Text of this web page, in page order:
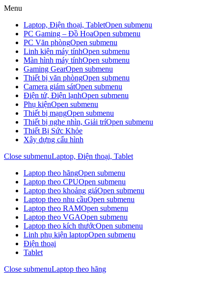
Menu
Laptop, Điện thoại, TabletOpen submenu
PC Gaming – Đồ HọaOpen submenu
PC Văn phòngOpen submenu
Linh kiện máy tínhOpen submenu
Màn hình máy tínhOpen submenu
Gaming GearOpen submenu
Thiết bị văn phòngOpen submenu
Camera giám sátOpen submenu
Điện tử, Điện lạnhOpen submenu
Phụ kiệnOpen submenu
Thiết bị mạngOpen submenu
Thiết bị nghe nhìn, Giải tríOpen submenu
Thiết Bị Sức Khỏe
Xây dựng cấu hình
Close submenuLaptop, Điện thoại, Tablet
Laptop theo hãngOpen submenu
Laptop theo CPUOpen submenu
Laptop theo khoảng giáOpen submenu
Laptop theo nhu cầuOpen submenu
Laptop theo RAMOpen submenu
Laptop theo VGAOpen submenu
Laptop theo kích thướcOpen submenu
Linh phụ kiện laptopOpen submenu
Điện thoại
Tablet
Close submenuLaptop theo hãng